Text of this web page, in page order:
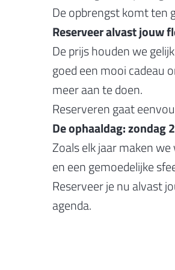
De opbrengst komt ten
Reserveer alvast jouw
De prijs houden we
goed een mooi cadeau
meer aan te doen.
Reserveren gaat
De ophaaldag: zondag
Zoals elk jaar maken
en een gemoedelijke
Reserveer je nu alvast
agenda.